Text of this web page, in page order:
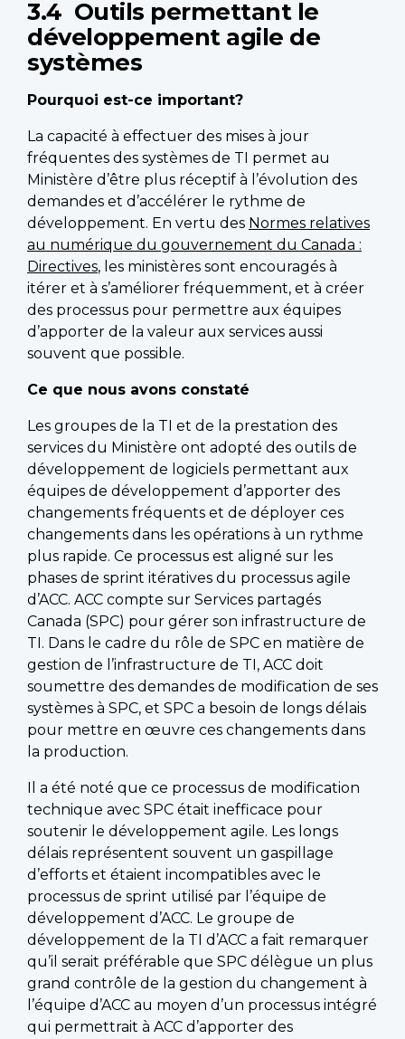
3.4 Outils permettant le
développement agile de
systèmes
Pourquoi est-ce important?
La capacité à effectuer des mises à jour
fréquentes des systèmes de TI permet au
Ministère d’être plus réceptif à l’évolution des
demandes et d’accélérer le rythme de
développement. En vertu des Normes relatives
au numérique du gouvernement du Canada :
Directives, les ministères sont encouragés à
itérer et à s’améliorer fréquemment, et à créer
des processus pour permettre aux équipes
d’apporter de la valeur aux services aussi
souvent que possible.
Ce que nous avons constaté
Les groupes de la TI et de la prestation des
services du Ministère ont adopté des outils de
développement de logiciels permettant aux
équipes de développement d’apporter des
changements fréquents et de déployer ces
changements dans les opérations à un rythme
plus rapide. Ce processus est aligné sur les
phases de sprint itératives du processus agile
d’ACC. ACC compte sur Services partagés
Canada (SPC) pour gérer son infrastructure de
TI. Dans le cadre du rôle de SPC en matière de
gestion de l’infrastructure de TI, ACC doit
soumettre des demandes de modification de ses
systèmes à SPC, et SPC a besoin de longs délais
pour mettre en œuvre ces changements dans
la production.
Il a été noté que ce processus de modification
technique avec SPC était inefficace pour
soutenir le développement agile. Les longs
délais représentent souvent un gaspillage
d’efforts et étaient incompatibles avec le
processus de sprint utilisé par l’équipe de
développement d’ACC. Le groupe de
développement de la TI d’ACC a fait remarquer
qu’il serait préférable que SPC délègue un plus
grand contrôle de la gestion du changement à
l’équipe d’ACC au moyen d’un processus intégré
qui permettrait à ACC d’apporter des